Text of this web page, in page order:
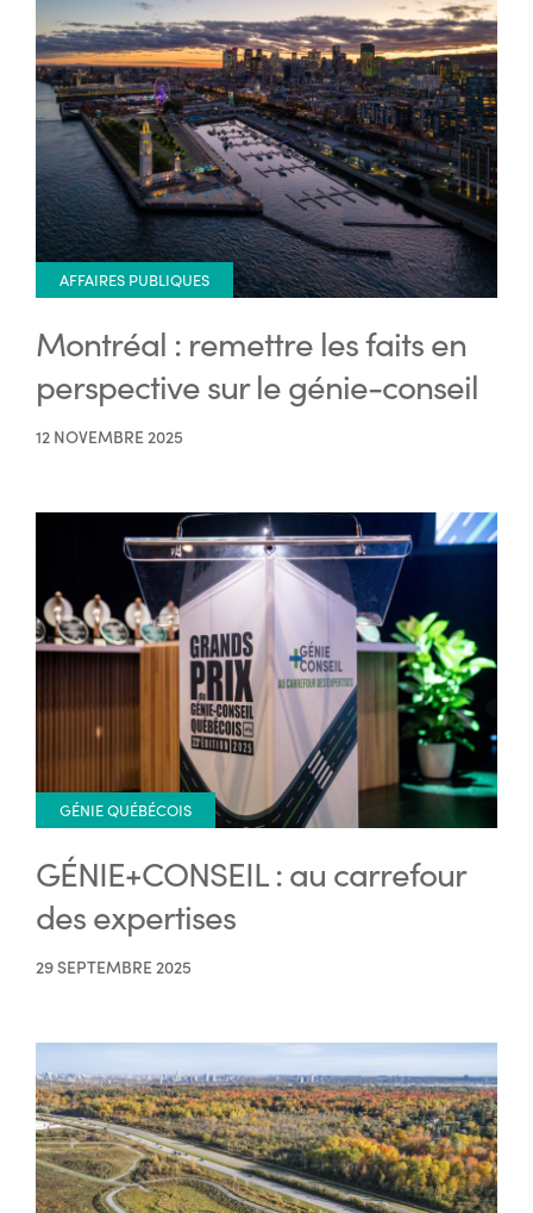
AFFAIRES PUBLIQUES
Montréal : remettre les faits en
perspective sur le génie-conseil
12 NOVEMBRE 2025
GÉNIE QUÉBÉCOIS
GÉNIE+CONSEIL : au carrefour
des expertises
29 SEPTEMBRE 2025